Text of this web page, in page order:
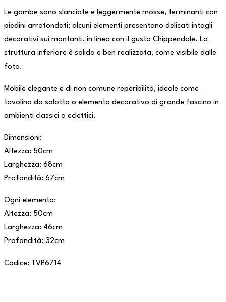
Le gambe sono slanciate e leggermente mosse, terminanti con
piedini arrotondati; alcuni elementi presentano delicati intagli
decorativi sui montanti, in linea con il gusto Chippendale. La
struttura inferiore è solida e ben realizzata, come visibile dalle
foto.
Mobile elegante e di non comune reperibilità, ideale come
tavolino da salotto o elemento decorativo di grande fascino in
ambienti classici o eclettici.
Dimensioni:
Altezza: 50cm
Larghezza: 68cm
Profondità: 67cm
Ogni elemento:
Altezza: 50cm
Larghezza: 46cm
Profondità: 32cm
Codice: TVP6714